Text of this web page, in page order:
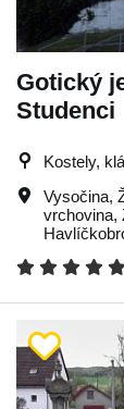
Gotický
Studenci
Kostely,
Vysočina,
vrchovina,